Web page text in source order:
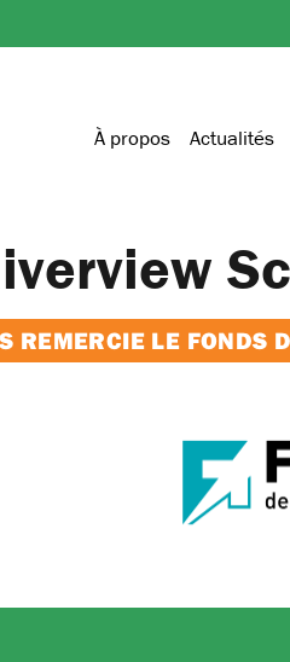
À propos Actualités
REMERCIE LE FONDS